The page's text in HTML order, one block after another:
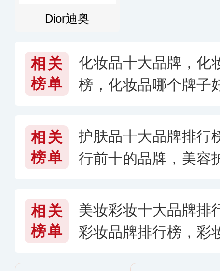
Dior迪奥
相关
榜单
化妆品十大品牌，化
榜，化妆品哪个牌子
相关
榜单
护肤品十大品牌排行
行前十的品牌，美容
相关
榜单
美妆彩妆十大品牌排
彩妆品牌排行榜，彩